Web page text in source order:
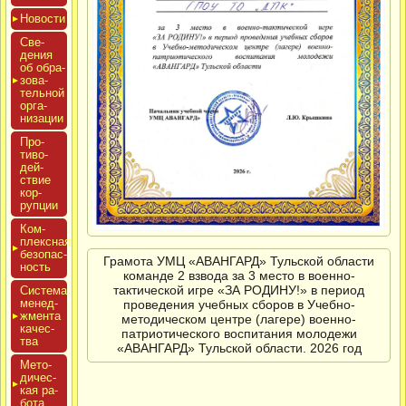
Новос­ти
Све­
дения
об об­ра­
зова­
тель­ной
ор­га­
низа­ции
Про­
тиво­
дей­
ствие
кор­
рупции
Ком­
плексная
бе­зопас­
ность
Сис­те­ма
ме­нед­
жмен­та
ка­чес­
тва
Мето­
дичес­
кая ра­
бота
Грамота УМЦ «АВАНГАРД» Тульской области
команде 2 взвода за 3 место в военно-
тактической игре «ЗА РОДИНУ!» в период
проведения учебных сборов в Учебно-
методическом центре (лагере) военно-
патриотического воспитания молодежи
«АВАНГАРД» Тульской области. 2026 год